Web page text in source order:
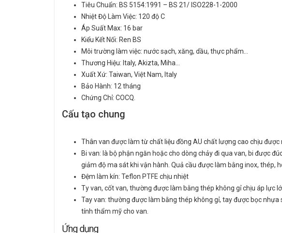
Tiêu Chuẩn: BS 5154:1991 – BS 21/ ISO228-1-2000
Nhiệt Độ Làm Việc: 120 độ C
Áp Suất Max: 16 bar
Kiểu Kết Nối: Ren BS
Môi trường làm việc: nước sạch, xăng, dầu, thực phẩm…
Thương Hiệu: Italy, Akizta, Miha…
Xuất Xứ: Taiwan, Việt Nam, Italy
Bảo Hành: 12 tháng
Chứng Chỉ: COCQ.
Cấu tạo chung
Thân van được làm từ chất liệu đồng AU chất lượng cao chịu được
Bi van: là bộ phận ngăn hoặc cho dòng chảy đi qua van, bi được
giảm độ ma sát khi vận hành. Quả cầu được làm bằng inox, thép,
Đệm làm kín: Teflon PTFE chịu nhiệt
Ty van, cốt van, thường được làm bằng thép không gỉ chịu áp lực
Tay van: thường được làm bằng thép không gỉ, tay được bọc
tính thẩm mỹ cho van.
Ứng dụng